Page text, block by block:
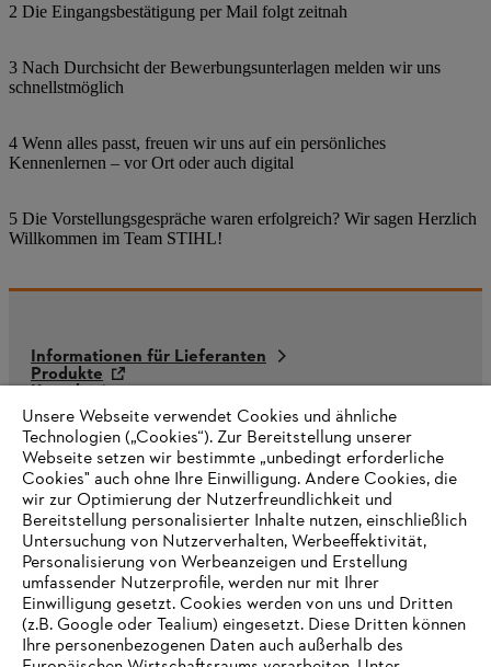
2 Die Eingangsbestätigung per Mail folgt zeitnah
3 Nach Durchsicht der Bewerbungsunterlagen melden wir uns
schnellstmöglich
4 Wenn alles passt, freuen wir uns auf ein persönliches
Kennenlernen – vor Ort oder auch digital
5 Die Vorstellungsgespräche waren erfolgreich? Wir sagen Herzlich
Willkommen im Team STIHL!
Informationen für Lieferanten
Produkte
Kontakt
Karriere
Hinweisgebersystem
Unsere Webseite verwendet Cookies und ähnliche
Technologien („Cookies“). Zur Bereitstellung unserer
Webseite setzen wir bestimmte „unbedingt erforderliche
Cookies" auch ohne Ihre Einwilligung. Andere Cookies, die
wir zur Optimierung der Nutzerfreundlichkeit und
Bereitstellung personalisierter Inhalte nutzen, einschließlich
Untersuchung von Nutzerverhalten, Werbeeffektivität,
Personalisierung von Werbeanzeigen und Erstellung
umfassender Nutzerprofile, werden nur mit Ihrer
Einwilligung gesetzt. Cookies werden von uns und Dritten
(z.B. Google oder Tealium) eingesetzt. Diese Dritten können
Ihre personenbezogenen Daten auch außerhalb des